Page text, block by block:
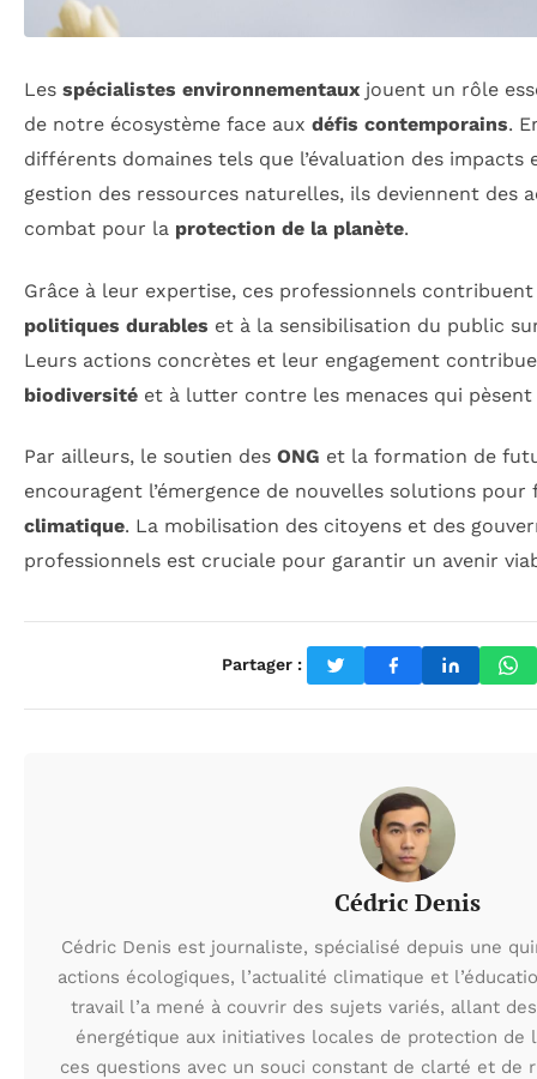
Les spécialistes environnementaux jouent un rôle
de notre écosystème face aux défis contemporains.
différents domaines tels que l’évaluation des impacts
gestion des ressources naturelles, ils deviennent des
combat pour la protection de la planète.
Grâce à leur expertise, ces professionnels
politiques durables et à la sensibilisation du public
Leurs actions concrètes et leur engagement
biodiversité et à lutter contre les menaces qui
Par ailleurs, le soutien des ONG et la formation de
encouragent l’émergence de nouvelles solutions
climatique. La mobilisation des citoyens et des
professionnels est cruciale pour garantir un avenir
Partager :
Cédric Denis
Cédric Denis est journaliste, spécialisé depuis une
actions écologiques, l’actualité climatique et
travail l’a mené à couvrir des sujets variés, allant
énergétique aux initiatives locales de protection de
ces questions avec un souci constant de clarté et de